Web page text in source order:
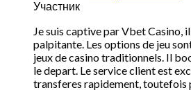
Участник
Je suis captive par Vbet Casino,
palpitante. Les options de jeu
jeux de casino traditionnels. Il
le depart. Le service client est
transferes rapidement, toutefois